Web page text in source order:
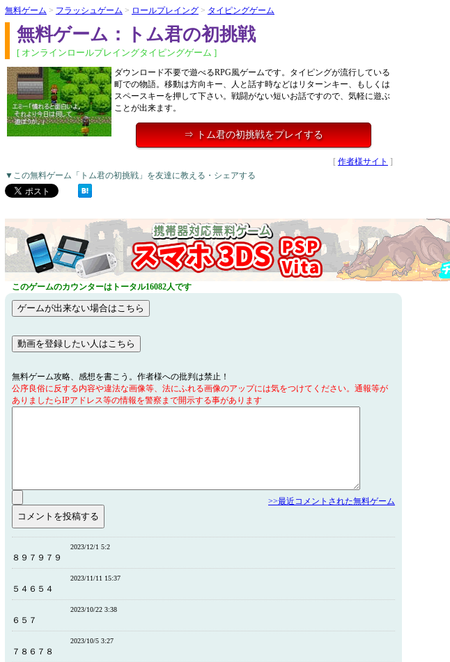
無料ゲーム > フラッシュゲーム > ロールプレイング > タイピングゲーム
無料ゲーム：トム君の初挑戦
[ オンラインロールプレイングタイピングゲーム ]
ダウンロード不要で遊べるRPG風ゲームです。タイピングが流行している
町での物語。移動は方向キー、人と話す時などはリターンキー、もしくは
スペースキーを押して下さい。戦闘がない短いお話ですので、気軽に遊ぶ
ことが出来ます。
⇒ トム君の初挑戦をプレイする
[ 作者様サイト ]
▼この無料ゲーム「トム君の初挑戦」を友達に教える・シェアする
このゲームのカウンターはトータル16082人です
無料ゲーム攻略、感想を書こう。作者様への批判は禁止！
公序良俗に反する内容や違法な画像等、法にふれる画像のアップには気をつけてください。通報等が
ありましたらIPアドレス等の情報を警察まで開示する事があります
>>最近コメントされた無料ゲーム
2023/12/1 5:2
８９７９７９
2023/11/11 15:37
５４６５４
2023/10/22 3:38
６５７
2023/10/5 3:27
７８６７８